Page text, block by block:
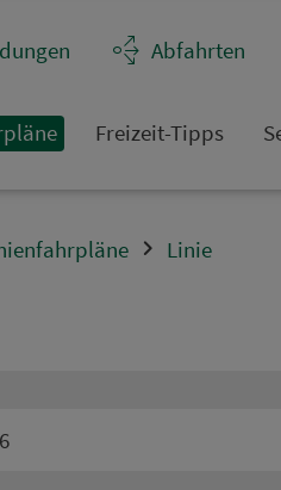
Abfahrten
Frei­zeit-Tipps
Linie